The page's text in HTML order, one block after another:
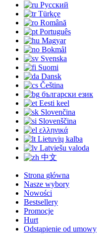
Русский
Türkçe
Română
Português
Magyar
Bokmål
Svenska
Suomi
Dansk
Čeština
български език
Eesti keel
Slovenčina
Slovenščina
ελληνικά
Lietuvių kalba
Latviešu valoda
中文
Strona główna
Nasze wybory
Nowości
Bestsellery
Promocje
Hurt
Odstąpienie od umowy